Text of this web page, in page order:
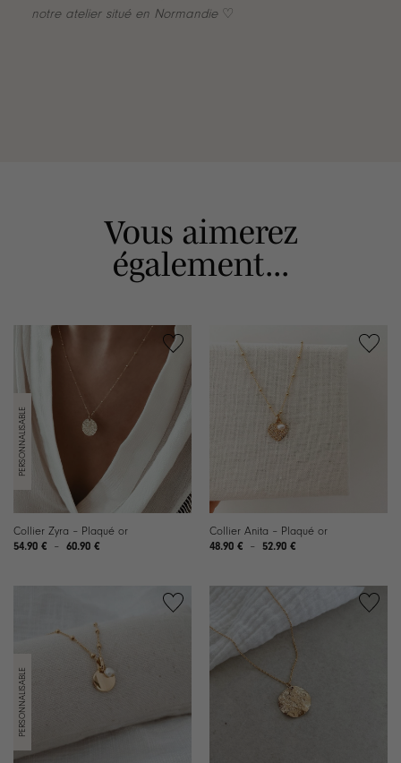
notre atelier situé en Normandie ♡
Vous aimerez
également...
Collier Zyra – Plaqué or
54.90 € – 60.90 €Plage
Collier Anita – Plaqué or
48.90 € – 52.90 €Plage
à